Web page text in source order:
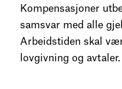
Kompensasjoner
samsvar med alle
Arbeidstiden skal
lovgivning og avtaler.